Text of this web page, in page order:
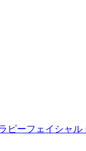
ピーフェイシャル